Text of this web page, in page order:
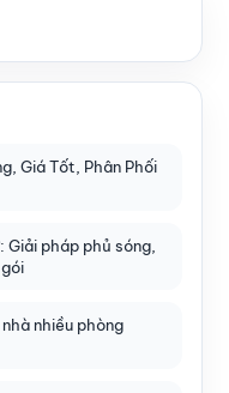
Giá Tốt, Phân Phối
pháp phủ sóng,
nhiều phòng